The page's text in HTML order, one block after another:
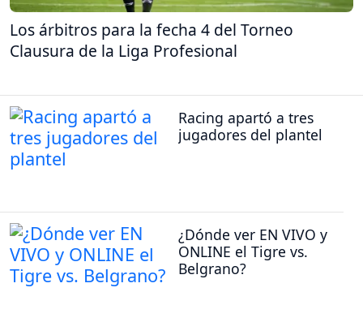
Los árbitros para la fecha 4 del Torneo
Clausura de la Liga Profesional
Racing apartó a tres
jugadores del plantel
¿Dónde ver EN VIVO y
ONLINE el Tigre vs.
Belgrano?